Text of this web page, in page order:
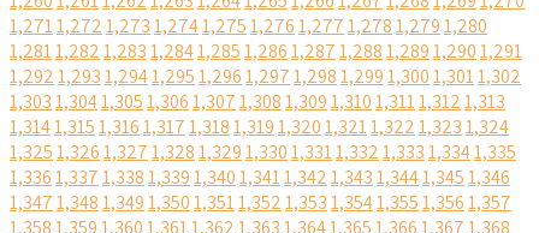
1,2711,2721,2731,2741,2751,2761,2771,2781,2791,280
1,2811,2821,2831,2841,2851,2861,2871,2881,2891,2901,291
1,2921,2931,2941,2951,2961,2971,2981,2991,3001,3011,302
1,3031,3041,3051,3061,3071,3081,3091,3101,3111,3121,313
1,3141,3151,3161,3171,3181,3191,3201,3211,3221,3231,324
1,3251,3261,3271,3281,3291,3301,3311,3321,3331,3341,335
1,3361,3371,3381,3391,3401,3411,3421,3431,3441,3451,346
1,3471,3481,3491,3501,3511,3521,3531,3541,3551,3561,357